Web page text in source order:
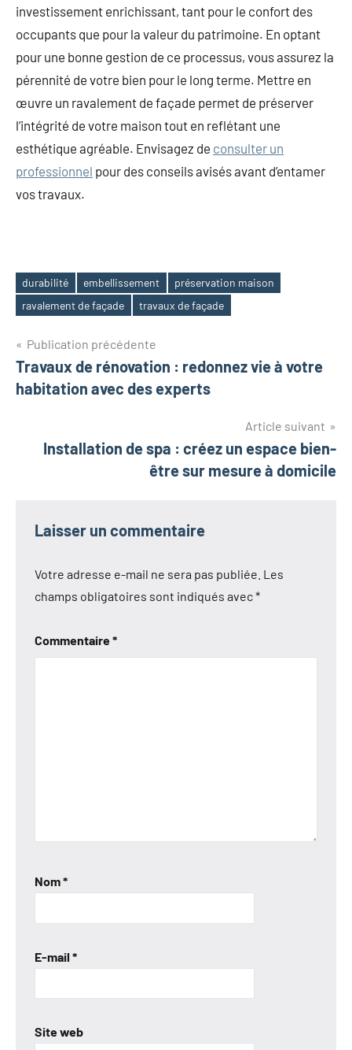
investissement enrichissant, tant pour le confort des
occupants que pour la valeur du patrimoine. En optant
pour une bonne gestion de ce processus, vous assurez la
pérennité de votre bien pour le long terme. Mettre en
œuvre un ravalement de façade permet de préserver
l’intégrité de votre maison tout en reflétant une
esthétique agréable. Envisagez de consulter un
professionnel pour des conseils avisés avant d’entamer
vos travaux.
Étiquettes
durabilité embellissement
préservation maison
ravalement de façade
travaux de façade
Navigation
de
Publication précédente
Travaux de rénovation : redonnez vie à votre
habitation avec des experts
Article suivant
Installation de spa : créez un espace bien-
être sur mesure à domicile
Laisser un commentaire
Votre adresse e-mail ne sera pas publiée. Les
champs obligatoires sont indiqués avec*
Commentaire*
Nom*
E-mail *
Site web